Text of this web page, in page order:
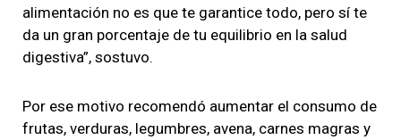
alimentación no es que te garantice todo, pero sí te
da un gran porcentaje de tu equilibrio en la salud
digestiva”, sostuvo.
Por ese motivo recomendó aumentar el consumo de
frutas, verduras, legumbres, avena, carnes magras y